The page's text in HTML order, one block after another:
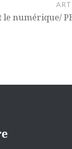
le numérique/